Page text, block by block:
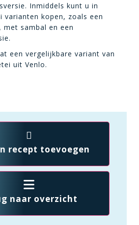
Inmiddels kunt u in
varianten kopen, zoals een
met sambal en een
een vergelijkbare variant van
uit Venlo.
recept toevoegen
naar overzicht